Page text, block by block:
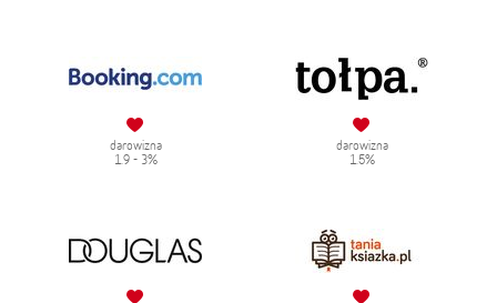
darowizna
1.9 - 3%
darowizna
1.5%